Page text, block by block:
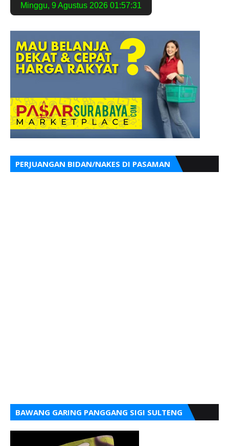
Minggu, 9 Agustus 2026 01:57:32
PERJUANGAN BIDAN/NAKES DI PASAMAN
BAWANG GARING PANGGANG SIGI SULTENG